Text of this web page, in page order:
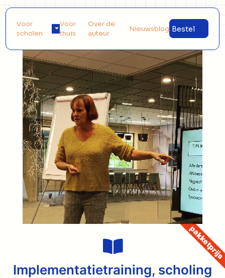
Voor
scholen
Voor
thuis
Over de
auteur
Nieuwsblog Bestel
Implementatie en scholing
Implementatietraining, scholing
pakketprijs